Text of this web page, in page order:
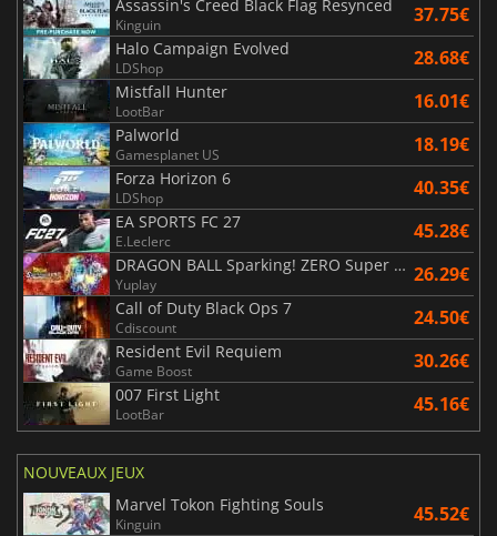
Assassin's Creed Black Flag Resynced
Kinguin 37.75€
Halo Campaign Evolved
LDShop 28.68€
Mistfall Hunter
LootBar 16.01€
Palworld
Gamesplanet US 18.19€
Forza Horizon 6
LDShop 40.35€
EA SPORTS FC 27
E.Leclerc 45.28€
DRAGON BALL Sparking! ZERO Super Limit Breaking NEO
Yuplay 26.29€
Call of Duty Black Ops 7
Cdiscount 24.50€
Resident Evil Requiem
Game Boost 30.26€
007 First Light
LootBar 45.16€
NOUVEAUX JEUX
Marvel Tokon Fighting Souls
Kinguin 45.52€